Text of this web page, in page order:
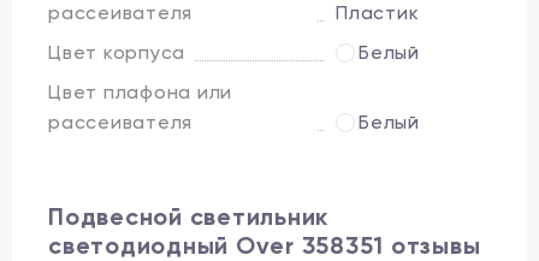
рассеивателя
Пластик
Цвет корпуса
Белый
Цвет плафона или
рассеивателя
Белый
Подвесной светильник
светодиодный Over 358351 отзывы